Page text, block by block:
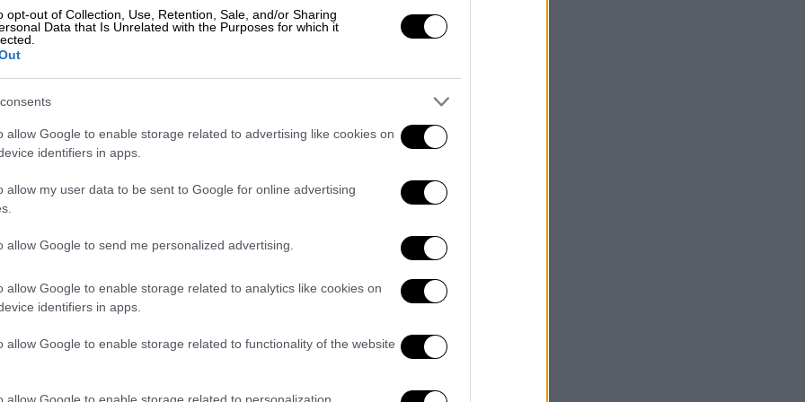
opt-out of Collection, Use, Retention, Sale, and/or Sharing
Data that Is Unrelated with the Purposes for which it
allow Google to enable storage related to advertising like cookies on
identifiers in apps.
allow my user data to be sent to Google for online advertising
allow Google to send me personalized advertising.
allow Google to enable storage related to analytics like cookies on
identifiers in apps.
allow Google to enable storage related to functionality of the website
allow Google to enable storage related to personalization.
«Let's go Greece»: Το
χιουμοριστικό βιντεάκι της
πρεσβείας των ΗΠΑ για τον αγώνα
μπάσκετ Ελλάδας-Τουρκίας
πρεσβεία των ΗΠΑ στην Αθήνα για
μπάσκετ απέναντι στην Τουρκία
Πολιτική|28.04.2022 21:35
δυστυχώς συμπίπτει με την